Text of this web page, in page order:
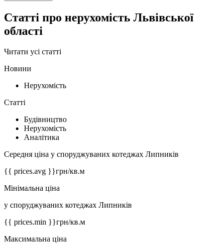
Статті про нерухомість Львівської
області
Читати усі статті
Новини
Нерухомість
Статті
Будівництво
Нерухомість
Аналітика
Середня ціна у споруджуваних котеджах Липників
{{ prices.avg }}грн/кв.м
Мінімальна ціна
у споруджуваних котеджах Липників
{{ prices.min }}грн/кв.м
Максимальна ціна